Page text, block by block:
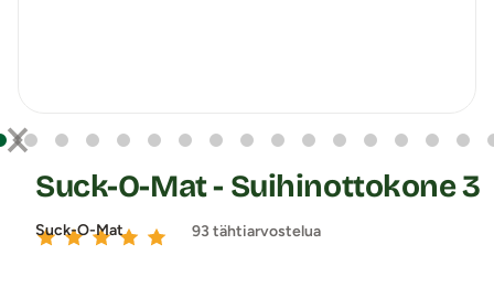
Suck-O-Mat
Suck-O-Mat - Suihinottokone 3
93 tähtiarvostelua